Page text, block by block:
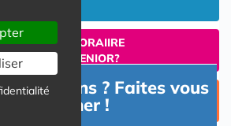
SEJOUR TEMPORAIIRE
RESIDENCE SENIOR?
UNE PLACE
RESIDENCE SENIOR
? Faites vous
!